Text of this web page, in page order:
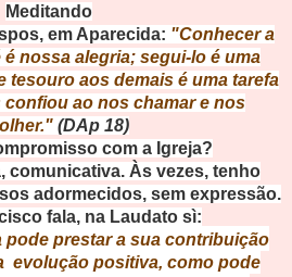
Meditando
em Aparecida: "Conhecer a
nossa alegria; segui-lo é uma
tesouro aos demais é uma tarefa
ao nos chamar e nos
(DAp 18)
com a Igreja?
comunicativa. Às vezes, tenho
adormecidos, sem expressão.
fala, na Laudato sì:
pode prestar a sua contribuição
evolução positiva, como pode